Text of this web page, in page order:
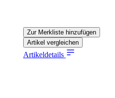
Zur Merkliste hinzufügen
Artikel vergleichen
Artikeldetails